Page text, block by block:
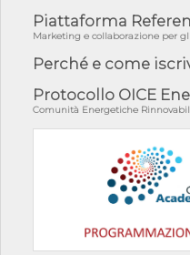
Piattaforma
Marketing e collaborazione per gli
Perché e come
Protocollo OICE
Comunità Energetiche